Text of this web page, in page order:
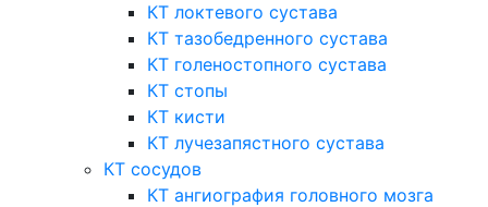
КТ локтевого сустава
КТ тазобедренного сустава
КТ голеностопного сустава
КТ стопы
КТ кисти
КТ лучезапястного сустава
КТ сосудов
КТ ангиография головного мозга